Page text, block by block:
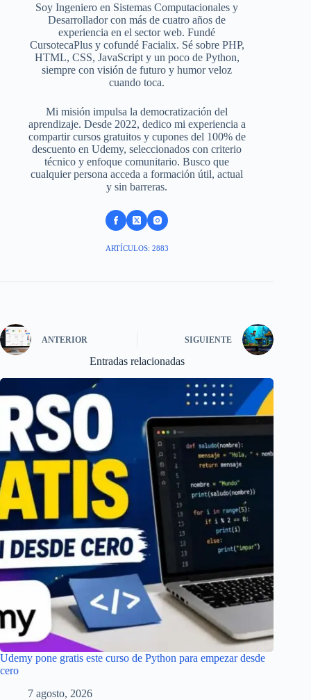
Soy Ingeniero en Sistemas Computacionales y
Desarrollador con más de cuatro años de
experiencia en el sector web. Fundé
CursotecaPlus y cofundé Facialix. Sé sobre PHP,
HTML, CSS, JavaScript y un poco de Python,
siempre con visión de futuro y humor veloz
cuando toca.
Mi misión impulsa la democratización del
aprendizaje. Desde 2022, dedico mi experiencia a
compartir cursos gratuitos y cupones del 100% de
descuento en Udemy, seleccionados con criterio
técnico y enfoque comunitario. Busco que
cualquier persona acceda a formación útil, actual
y sin barreras.
ARTÍCULOS: 2883
ANTERIOR SIGUIENTE
Entradas relacionadas
Udemy pone gratis este curso de Python para empezar desde
cero
7 agosto, 2026